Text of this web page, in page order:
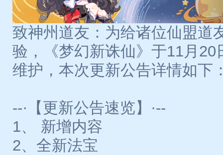
致神州道友：为给诸位仙盟道
验，《梦幻新诛仙》于11月20
维护，本次更新公告详情如下
--·【更新公告速览】·--
1、 新增内容
2、全新法宝